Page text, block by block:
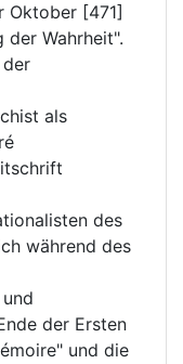
Oktober [471]
der Wahrheit".
als
des
während des
der Ersten
und die